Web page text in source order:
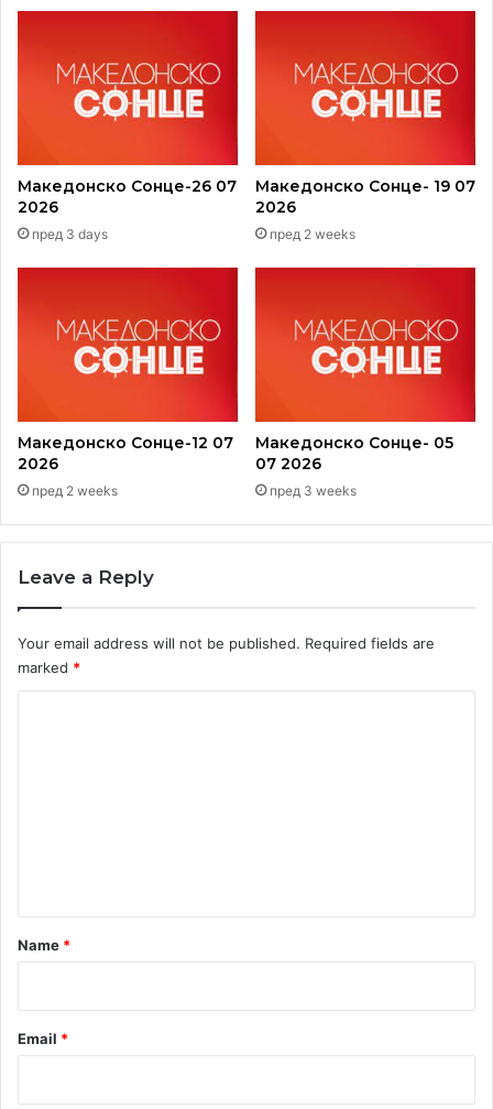
Македонско Сонце-26 07
2026
пред 3 days
Македонско Сонце- 19 07
2026
пред 2 weeks
Македонско Сонце-12 07
2026
пред 2 weeks
Македонско Сонце- 05
07 2026
пред 3 weeks
Leave a Reply
Your email address will not be published. Required fields are
marked *
*
Name *
Email *